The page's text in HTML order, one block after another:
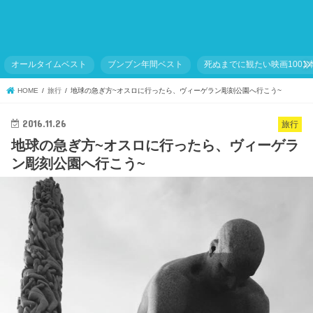
オールタイムベスト ブンブン年間ベスト 死ぬまでに観たい映画1001
HOME 旅行 地球の急ぎ方~オスロに行ったら、ヴィーゲラン彫刻公園へ行こう~
旅行
2016.11.26
地球の急ぎ方~オスロに行ったら、ヴィーゲラ
ン彫刻公園へ行こう~